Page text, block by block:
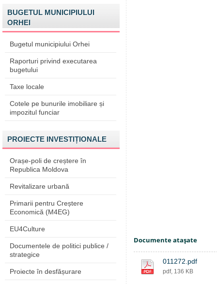
BUGETUL MUNICIPIULUI
ORHEI
Bugetul municipiului Orhei
Raporturi privind executarea
bugetului
Taxe locale
Cotele pe bunurile imobiliare și
impozitul funciar
PROIECTE INVESTIȚIONALE
Orașe-poli de creștere în
Republica Moldova
Revitalizare urbană
Primarii pentru Creștere
Economică (M4EG)
EU4Culture
Documentele de politici publice /
strategice
Proiecte în desfășurare
Documente ataşate
011272.pdf
pdf, 136 KB